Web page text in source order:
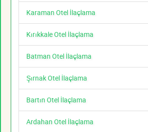
Karaman Otel İlaçlama
Kırıkkale Otel İlaçlama
Batman Otel İlaçlama
Şırnak Otel İlaçlama
Bartın Otel İlaçlama
Ardahan Otel İlaçlama